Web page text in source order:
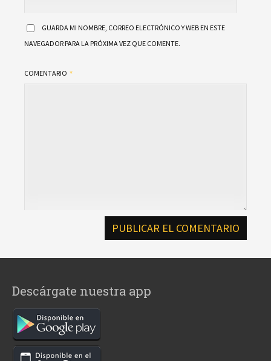
GUARDA MI NOMBRE, CORREO ELECTRÓNICO Y WEB EN ESTE
NAVEGADOR PARA LA PRÓXIMA VEZ QUE COMENTE.
COMENTARIO
Descárgate nuestra app